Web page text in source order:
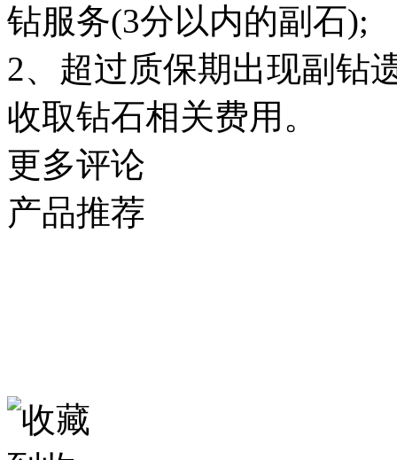
钻服务(3分以内的副石);
2、超过质保期出现副钻
收取钻石相关费用。
更多评论
产品推荐